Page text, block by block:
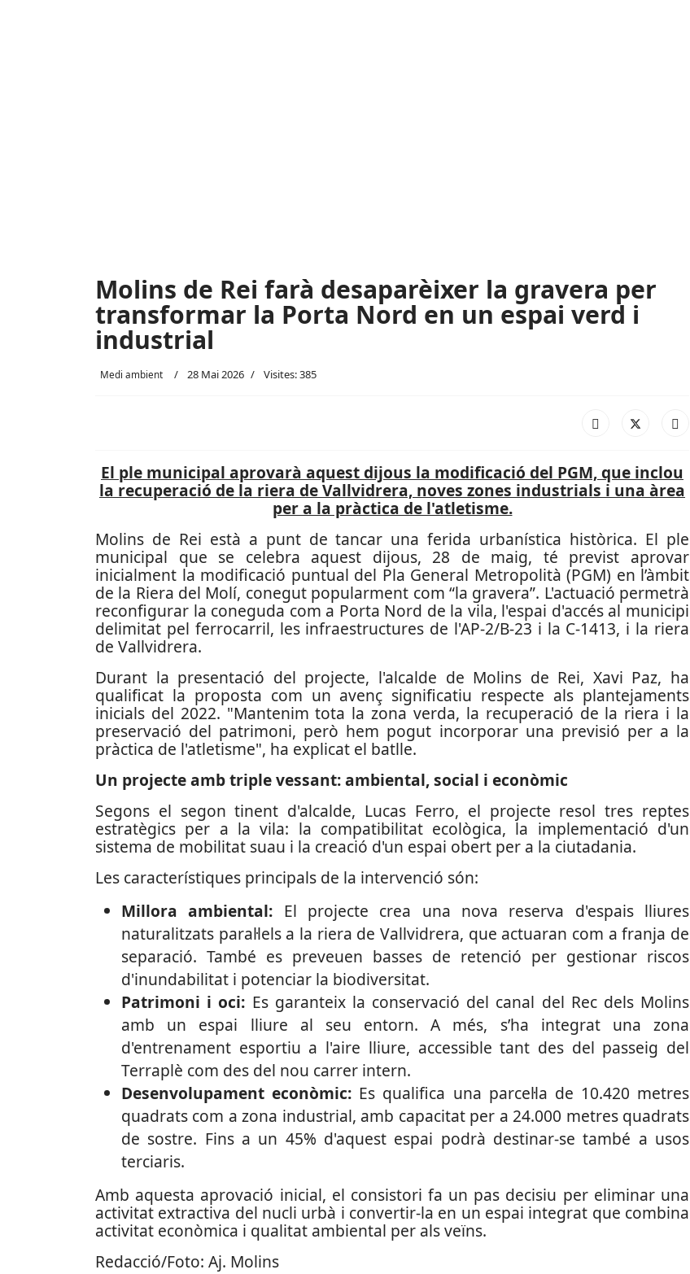
Molins de Rei farà desaparèixer la gravera per
transformar la Porta Nord en un espai verd i
industrial
Medi ambient 28 Mai 2026 Visites: 385
El ple municipal aprovarà aquest dijous la modificació del PGM, que inclou
la recuperació de la riera de Vallvidrera, noves zones industrials i una àrea
per a la pràctica de l'atletisme.
Molins de Rei està a punt de tancar una ferida urbanística històrica. El ple
municipal que se celebra aquest dijous, 28 de maig, té previst aprovar
inicialment la modificació puntual del Pla General Metropolità (PGM) en l’àmbit
de la Riera del Molí, conegut popularment com “la gravera”. L'actuació permetrà
reconfigurar la coneguda com a Porta Nord de la vila, l'espai d'accés al municipi
delimitat pel ferrocarril, les infraestructures de l'AP-2/B-23 i la C-1413, i la riera
de Vallvidrera.
Durant la presentació del projecte, l'alcalde de Molins de Rei, Xavi Paz, ha
qualificat la proposta com un avenç significatiu respecte als plantejaments
inicials del 2022. "Mantenim tota la zona verda, la recuperació de la riera i la
preservació del patrimoni, però hem pogut incorporar una previsió per a la
pràctica de l'atletisme", ha explicat el batlle.
Un projecte amb triple vessant: ambiental, social i econòmic
Segons el segon tinent d'alcalde, Lucas Ferro, el projecte resol tres reptes
estratègics per a la vila: la compatibilitat ecològica, la implementació d'un
sistema de mobilitat suau i la creació d'un espai obert per a la ciutadania.
Les característiques principals de la intervenció són:
Millora ambiental: El projecte crea una nova reserva d'espais lliures
naturalitzats paral·lels a la riera de Vallvidrera, que actuaran com a franja de
separació. També es preveuen basses de retenció per gestionar riscos
d'inundabilitat i potenciar la biodiversitat.
Patrimoni i oci: Es garanteix la conservació del canal del Rec dels Molins
amb un espai lliure al seu entorn. A més, s’ha integrat una zona
d'entrenament esportiu a l'aire lliure, accessible tant des del passeig del
Terraplè com des del nou carrer intern.
Desenvolupament econòmic: Es qualifica una parcel·la de 10.420 metres
quadrats com a zona industrial, amb capacitat per a 24.000 metres quadrats
de sostre. Fins a un 45% d'aquest espai podrà destinar-se també a usos
terciaris.
Amb aquesta aprovació inicial, el consistori fa un pas decisiu per eliminar una
activitat extractiva del nucli urbà i convertir-la en un espai integrat que combina
activitat econòmica i qualitat ambiental per als veïns.
Redacció/Foto: Aj. Molins